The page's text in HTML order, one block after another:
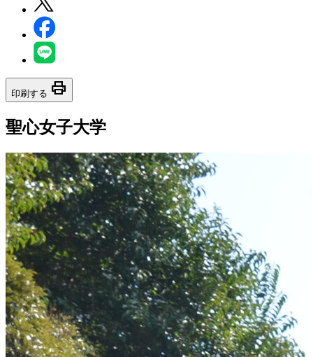
印刷する print
聖心女子大学